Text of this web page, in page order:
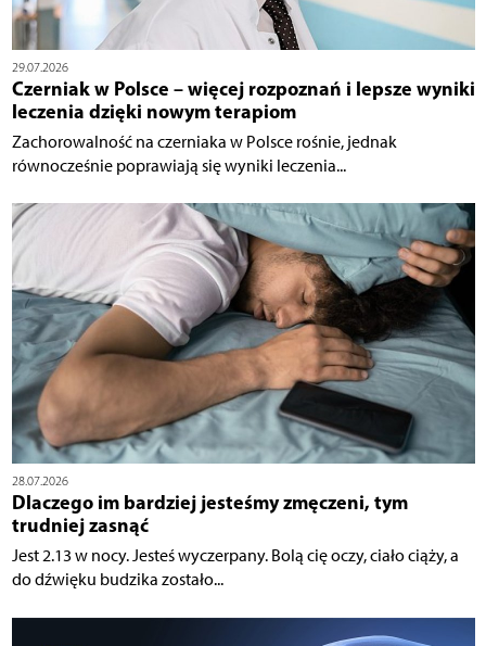
29.07.2026
Czerniak w Polsce – więcej rozpoznań i lepsze wyniki
leczenia dzięki nowym terapiom
Zachorowalność na czerniaka w Polsce rośnie, jednak
równocześnie poprawiają się wyniki leczenia...
28.07.2026
Dlaczego im bardziej jesteśmy zmęczeni, tym
trudniej zasnąć
Jest 2.13 w nocy. Jesteś wyczerpany. Bolą cię oczy, ciało ciąży, a
do dźwięku budzika zostało...